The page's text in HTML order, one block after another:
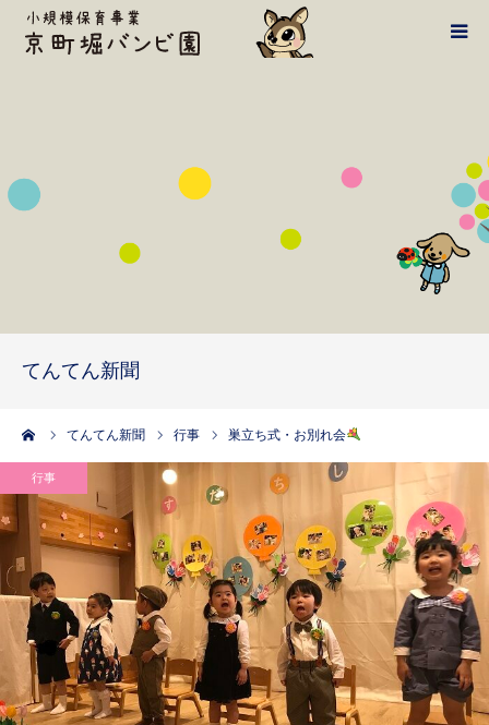
てんてん新聞
てんてん新聞 行事 巣立ち式・お別れ会
行事